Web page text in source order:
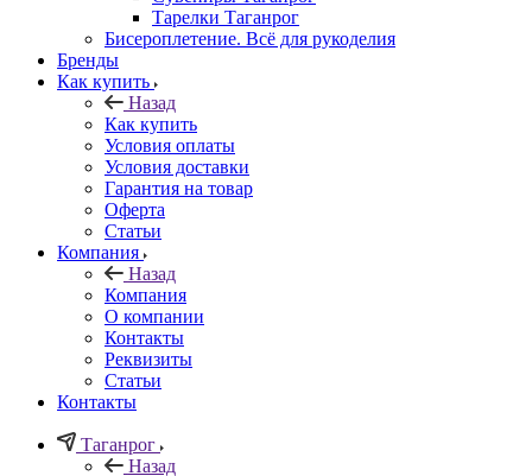
Тарелки Таганрог
Бисероплетение. Всё для рукоделия
Бренды
Как купить
Назад
Как купить
Условия оплаты
Условия доставки
Гарантия на товар
Оферта
Статьи
Компания
Назад
Компания
О компании
Контакты
Реквизиты
Статьи
Контакты
Таганрог
Назад